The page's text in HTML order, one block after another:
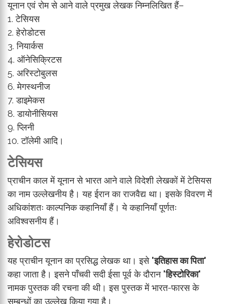
यूनान एवं रोम से आने वाले प्रमुख लेखक निम्नलिखित हैं–
1. टेसियस
2. हेरोडोटस
3. नियार्कस
4. ऑनेसिक्रिटस
5. अरिस्टोबुलस
6. मेगस्थनीज
7. डाइमेकस
8. डायोनीसियस
9. प्लिनी
10. टॉलेमी आदि।
टेसियस
प्राचीन काल में यूनान से भारत आने वाले विदेशी लेखकों में टेसियस
का नाम उल्लेखनीय है। यह ईरान का राजवैद्य था। इसके विवरण में
अधिकांशतः काल्पनिक कहानियाँ हैं। ये कहानियाँ पूर्णतः
अविश्वसनीय हैं।
हेरोडोटस
यह प्राचीन यूनान का प्रसिद्ध लेखक था। इसे 'इतिहास का पिता'
कहा जाता है। इसने पाँचवी सदी ईसा पूर्व के दौरान 'हिस्टोरिका'
नामक पुस्तक की रचना की थी। इस पुस्तक में भारत-फारस के
सम्बन्धों का उल्लेख किया गया है।